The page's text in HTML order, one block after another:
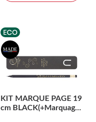
KIT MARQUE PAGE 19
cm BLACK(+Marquage